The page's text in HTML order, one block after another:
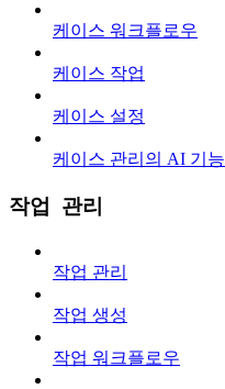
케이스 워크플로우
케이스 작업
케이스 설정
케이스 관리의 AI 기능
작업 관리
작업 관리
작업 생성
작업 워크플로우